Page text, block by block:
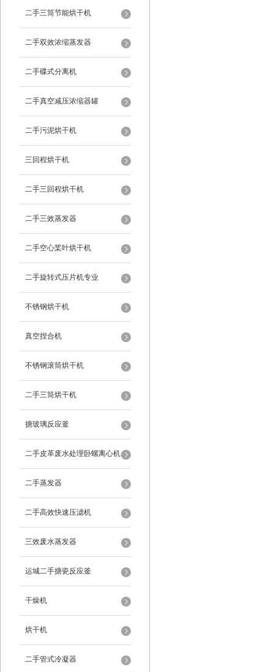
二手三筒节能烘干机
二手双效浓缩蒸发器
二手碟式分离机
二手真空减压浓缩器罐
二手污泥烘干机
三回程烘干机
二手三回程烘干机
二手三效蒸发器
二手空心桨叶烘干机
二手旋转式压片机专业
不锈钢烘干机
真空捏合机
不锈钢滚筒烘干机
二手三筒烘干机
搪玻璃反应釜
二手皮革废水处理卧螺离心机
二手蒸发器
二手高效快速压滤机
三效废水蒸发器
运城二手搪瓷反应釜
干燥机
烘干机
二手管式冷凝器